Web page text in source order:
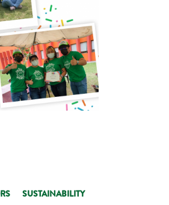
SUSTAINABILITY